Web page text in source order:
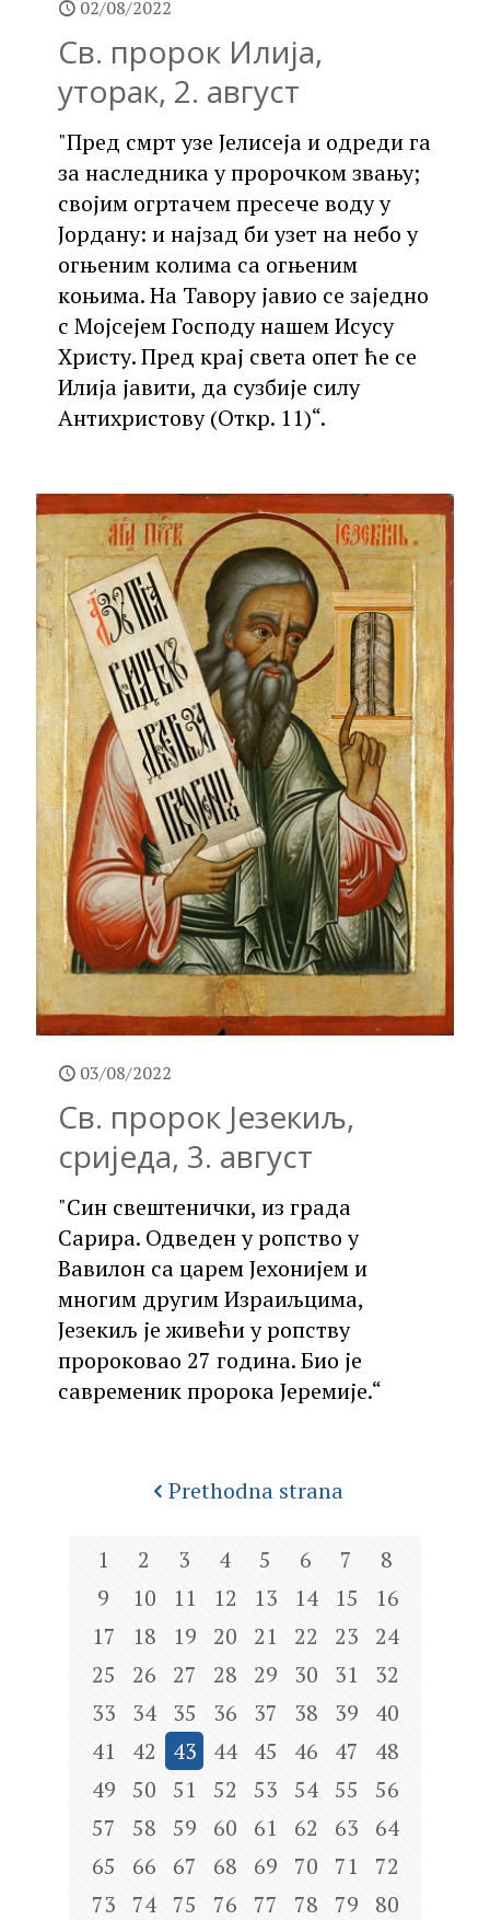
02/08/2022
Св. пророк Илија,
уторак, 2. август
"Пред смрт узе Јелисеја и одреди га
за наследника у пророчком звању;
својим огртачем пресече воду у
Јордану: и најзад би узет на небо у
огњеним колима са огњеним
коњима. На Тавору јавио се заједно
с Мојсејем Господу нашем Исусу
Христу. Пред крај света опет ће се
Илија јавити, да сузбије силу
Антихристову (Откр. 11)“.
03/08/2022
Св. пророк Језекиљ,
сриједа, 3. август
"Син свештенички, из града
Сарира. Одведен у ропство у
Вавилон са царем Јехонијем и
многим другим Израиљцима,
Језекиљ је живећи у ропству
пророковао 27 година. Био је
савременик пророка Јеремије.“
Prethodna strana
1 2 3 4 5 6 7
8
9
10 11 12 13 14 15
16
17
18 19 20 21 22 23
24
25
26 27 28 29 30 31
32
33
34 35 36 37 38 39
40
41
42 43 44 45 46 47
48
49
50 51 52 53 54 55
56
57
58 59 60 61 62 63
64
65
66 67 68 69 70 71
72
73
74 75 76 77 78 79
80